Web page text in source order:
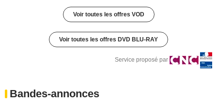
Voir toutes les offres VOD
Voir toutes les offres DVD BLU-RAY
Service proposé par
Bandes-annonces